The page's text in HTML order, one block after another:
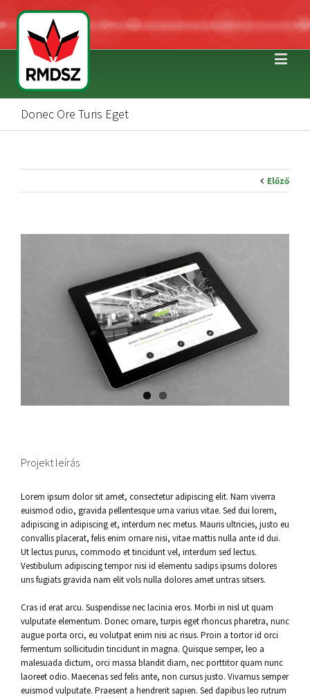
Donec Ore Turis Eget
Előző
Projekt leírás
Lorem ipsum dolor sit amet, consectetur adipiscing elit. Nam viverra
euismod odio, gravida pellentesque urna varius vitae. Sed dui lorem,
adipiscing in adipiscing et, interdum nec metus. Mauris ultricies, justo eu
convallis placerat, felis enim ornare nisi, vitae mattis nulla ante id dui.
Ut lectus purus, commodo et tincidunt vel, interdum sed lectus.
Vestibulum adipiscing tempor nisi id elementu sadips ipsums dolores
uns fugiats gravida nam elit vols nulla dolores amet untras sitsers.
Cras id erat arcu. Suspendisse nec lacinia eros. Morbi in nisl ut quam
vulputate elementum. Donec ornare, turpis eget rhoncus pharetra, nunc
augue porta orci, eu volutpat enim nisi ac risus. Proin a tortor id orci
fermentum sollicitudin tincidunt in magna. Quisque semper, leo a
malesuada dictum, orci massa blandit diam, nec porttitor quam nunc
laoreet odio. Maecenas sed felis ante, non cursus justo. Vivamus semper
euismod vulputate. Praesent a hendrerit sapien. Sed dapibus leo rutrum